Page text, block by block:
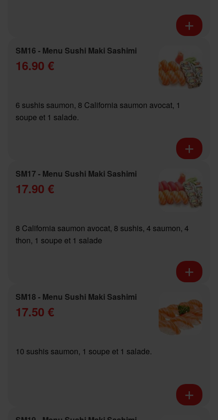
SM16 - Menu Sushi Maki Sashimi
16.90 €
6 sushis saumon, 8 California saumon avocat, 1
soupe et 1 salade.
SM17 - Menu Sushi Maki Sashimi
17.90 €
8 California saumon avocat, 8 sushis, 4 saumon, 4
thon, 1 soupe et 1 salade
SM18 - Menu Sushi Maki Sashimi
17.50 €
10 sushis saumon, 1 soupe et 1 salade.